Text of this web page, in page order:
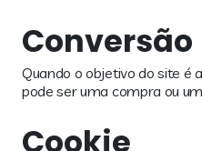
Conversão
Quando o objetivo do site é
pode ser uma compra ou
Cookie